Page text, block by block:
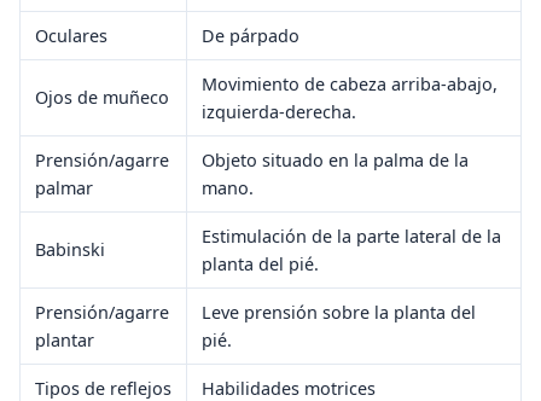
Oculares De párpado
Ojos de muñeco
Movimiento de cabeza arriba-abajo,
izquierda-derecha.
Prensión/agarre
palmar
Objeto situado en la palma de la
mano.
Babinski
Estimulación de la parte lateral de la
planta del pié.
Prensión/agarre
plantar
Leve prensión sobre la planta del
pié.
Tipos de reflejos Habilidades motrices